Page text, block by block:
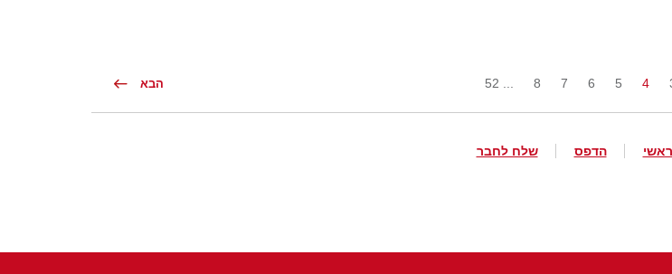
4
5
6
7
8 הבא
הדפס שלח לחבר